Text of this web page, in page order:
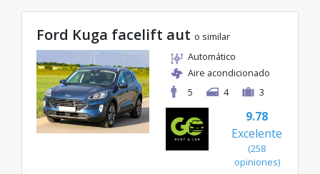
Ford Kuga facelift aut o similar
Automático
Aire acondicionado
5
4 3
9.78
Excelente
(258
opiniones)